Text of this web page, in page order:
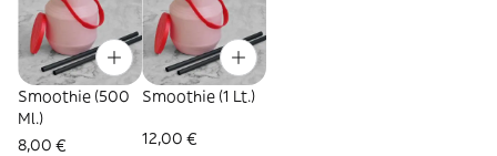
Smoothie (500
Ml.)
8,00 €
Smoothie (1 Lt.)
12,00 €